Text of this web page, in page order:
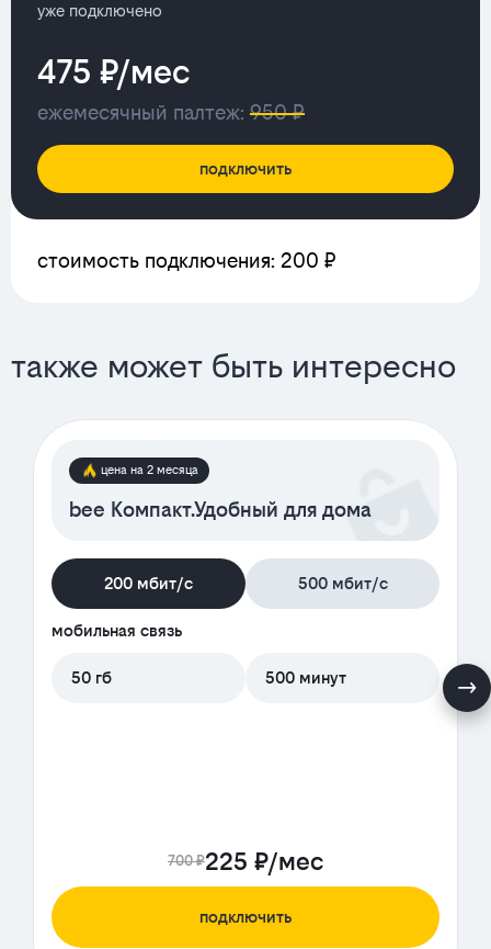
уже подключено
475 ₽/мес
ежемесячный палтеж: 950 ₽
подключить
стоимость подключения: 200 ₽
также может быть интересно
цена на 2 месяца
bee Компакт.Удобный для дома
200 мбит/с 500 мбит/с
мобильная связь
50 гб 500 минут
700 ₽225 ₽/мес
подключить